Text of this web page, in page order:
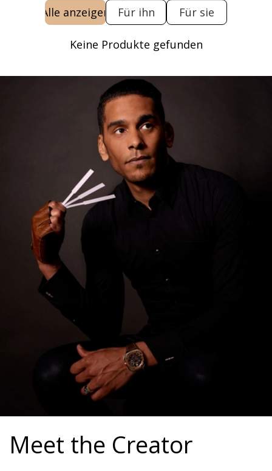
Alle anzeigen Für ihn Für sie
Keine Produkte gefunden
Meet the Creator